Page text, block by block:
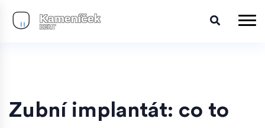
Zubní implantát: co to